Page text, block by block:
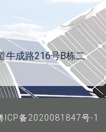
牛成路216号B栋二
ICP备2020081847号-1